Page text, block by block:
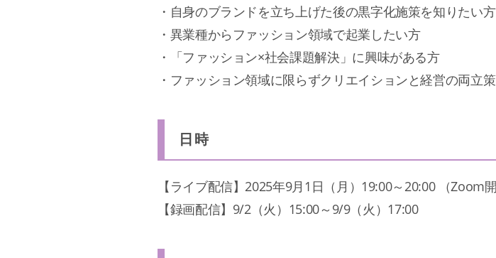
・自身のブランドを立ち上げた後の黒字化施策を知りたい方
・異業種からファッション領域で起業したい方
・「ファッション×社会課題解決」に興味がある方
・ファッション領域に限らずクリエイションと経営の両立
日時
【ライブ配信】2025年9月1日（月）19:00～20:00 （Zoom
【録画配信】9/2（火）15:00～9/9（火）17:00